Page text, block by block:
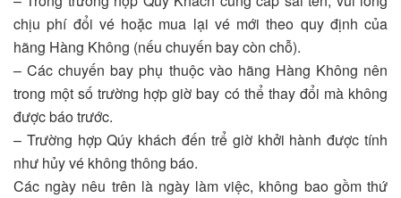
chịu phí đổi vé hoặc mua lại vé mới theo quy định của
hãng Hàng Không (nếu chuyến bay còn chỗ).
– Các chuyến bay phụ thuộc vào hãng Hàng Không nên
trong một số trường hợp giờ bay có thể thay đổi mà không
được báo trước.
– Trường hợp Qúy khách đến trể giờ khởi hành được tính
như hủy vé không thông báo.
Các ngày nêu trên là ngày làm việc, không bao gồm thứ